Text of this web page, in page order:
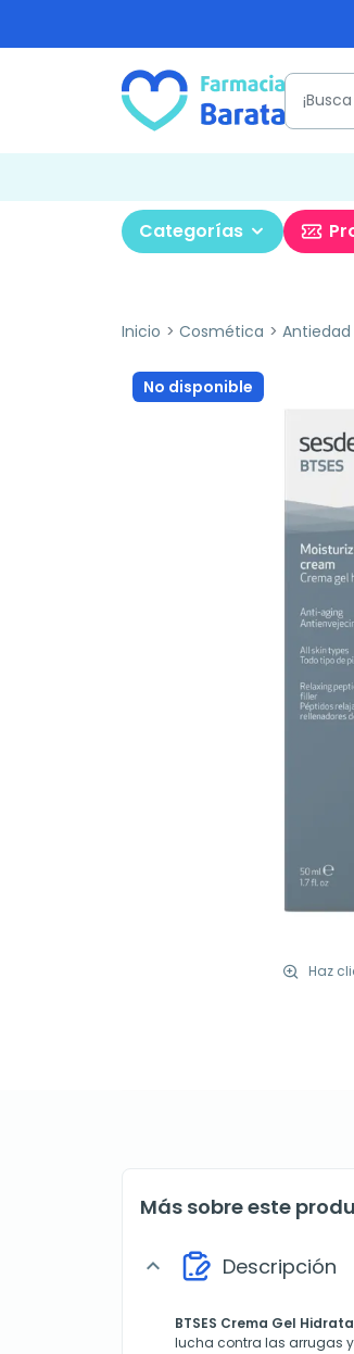
Categorías
Inicio Cosmética Antiedad
No disponible
Haz
Más sobre este
expand_more Descripción
BTSES Crema Gel
lucha contra las arrugas